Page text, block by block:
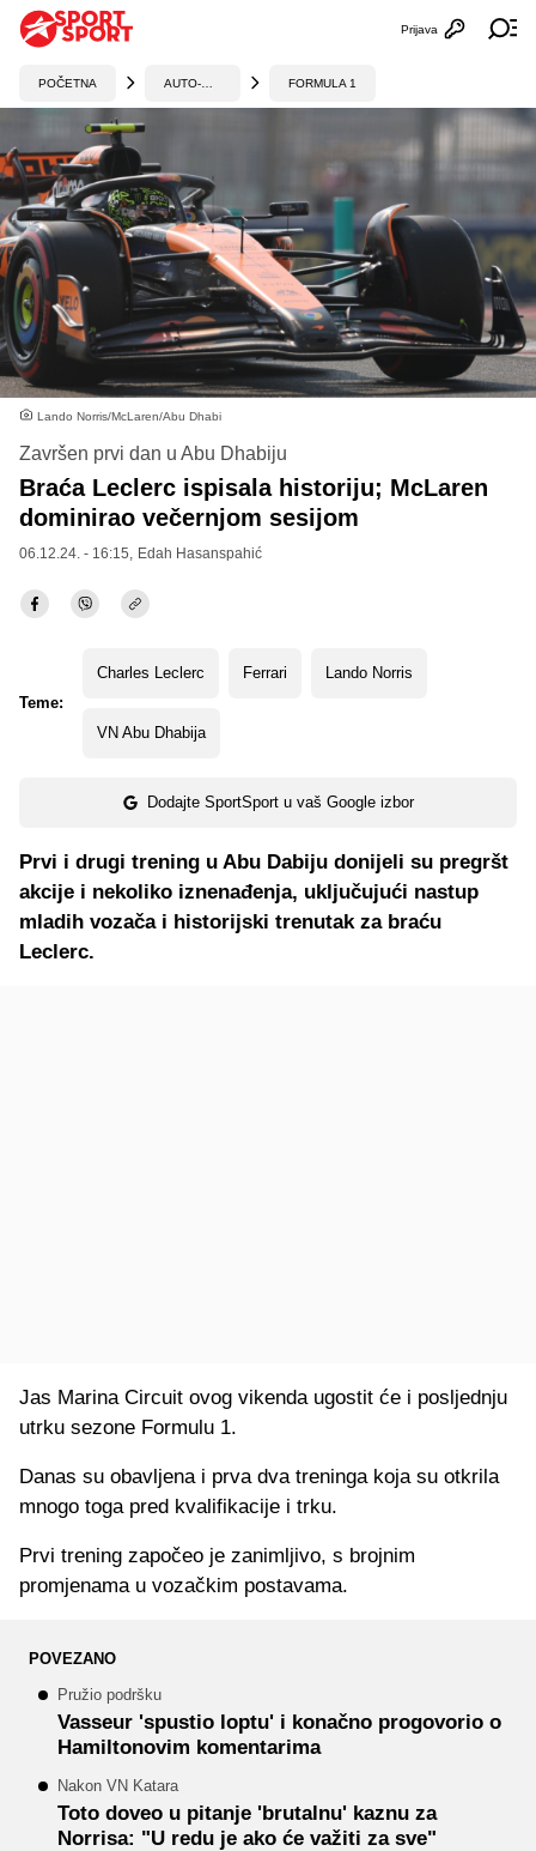
Otvori
Prijava
POČETNA FORMULA 1
Lando Norris/McLaren/Abu Dhabi
Završen prvi dan u Abu Dhabiju
Braća Leclerc ispisala historiju; McLaren
dominirao večernjom sesijom
06.12.24. - 16:15, Edah Hasanspahić
Teme:
Charles Leclerc Ferrari Lando Norris
VN Abu Dhabija
Dodajte SportSport u vaš Google izbor
Prvi i drugi trening u Abu Dabiju donijeli su pregršt
akcije i nekoliko iznenađenja, uključujući nastup
mladih vozača i historijski trenutak za braću
Leclerc.
Jas Marina Circuit ovog vikenda ugostit će i posljednju
utrku sezone Formulu 1.
Danas su obavljena i prva dva treninga koja su otkrila
mnogo toga pred kvalifikacije i trku.
Prvi trening započeo je zanimljivo, s brojnim
promjenama u vozačkim postavama.
POVEZANO
Pružio podršku
Vasseur 'spustio loptu' i konačno progovorio o
Hamiltonovim komentarima
Nakon VN Katara
Toto doveo u pitanje 'brutalnu' kaznu za
Norrisa: "U redu je ako će važiti za sve"